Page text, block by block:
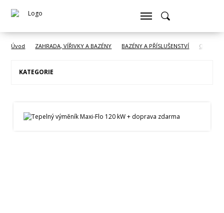
Úvod ZAHRADA, VÍŘIVKY A BAZÉNY BAZÉNY A PŘÍSLUŠENSTVÍ Ohřev
KATEGORIE